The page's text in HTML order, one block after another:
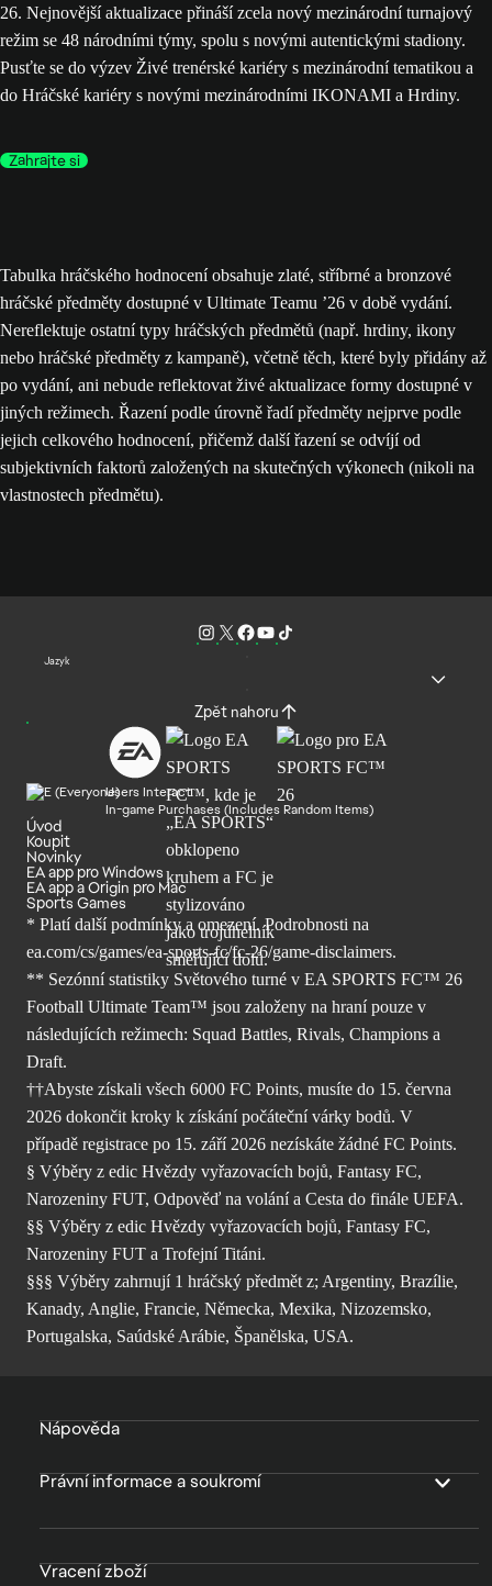
26. Nejnovější aktualizace přináší zcela nový mezinárodní turnajový
režim se 48 národními týmy, spolu s novými autentickými stadiony.
Pusťte se do výzev Živé trenérské kariéry s mezinárodní tematikou a
do Hráčské kariéry s novými mezinárodními IKONAMI a Hrdiny.
Zahrajte si
Tabulka hráčského hodnocení obsahuje zlaté, stříbrné a bronzové
hráčské předměty dostupné v Ultimate Teamu ’26 v době vydání.
Nereflektuje ostatní typy hráčských předmětů (např. hrdiny, ikony
nebo hráčské předměty z kampaně), včetně těch, které byly přidány až
po vydání, ani nebude reflektovat živé aktualizace formy dostupné v
jiných režimech. Řazení podle úrovně řadí předměty nejprve podle
jejich celkového hodnocení, přičemž další řazení se odvíjí od
subjektivních faktorů založených na skutečných výkonech (nikoli na
vlastnostech předmětu).
Jazyk
Zpět nahoru
Users Interact
In-game Purchases (Includes Random Items)
Úvod
Koupit
Novinky
EA app pro Windows
EA app a Origin pro Mac
Sports Games
* Platí další podmínky a omezení. Podrobnosti na
ea.com/cs/games/ea-sports-fc/fc-26/game-disclaimers.
** Sezónní statistiky Světového turné v EA SPORTS FC™ 26
Football Ultimate Team™ jsou založeny na hraní pouze v
následujících režimech: Squad Battles, Rivals, Champions a
Draft.
††Abyste získali všech 6000 FC Points, musíte do 15. června
2026 dokončit kroky k získání počáteční várky bodů. V
případě registrace po 15. září 2026 nezískáte žádné FC Points.
§ Výběry z edic Hvězdy vyřazovacích bojů, Fantasy FC,
Narozeniny FUT, Odpověď na volání a Cesta do finále UEFA.
§§ Výběry z edic Hvězdy vyřazovacích bojů, Fantasy FC,
Narozeniny FUT a Trofejní Titáni.
§§§ Výběry zahrnují 1 hráčský předmět z; Argentiny, Brazílie,
Kanady, Anglie, Francie, Německa, Mexika, Nizozemsko,
Portugalska, Saúdské Arábie, Španělska, USA.
Nápověda
Právní informace a soukromí
Vracení zboží